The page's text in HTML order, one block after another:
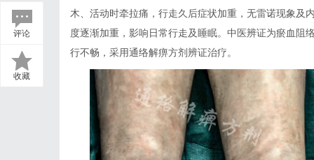
评论
收藏
木、活动时牵拉痛，行走久后症状加重，无雷诺现象及
度逐渐加重，影响日常行走及睡眠。中医辨证为瘀血阻
行不畅，采用通络解痹方剂辨证治疗。